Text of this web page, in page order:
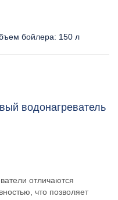
бойлера: 150 л
водонагреватель
отличаются
что позволяет